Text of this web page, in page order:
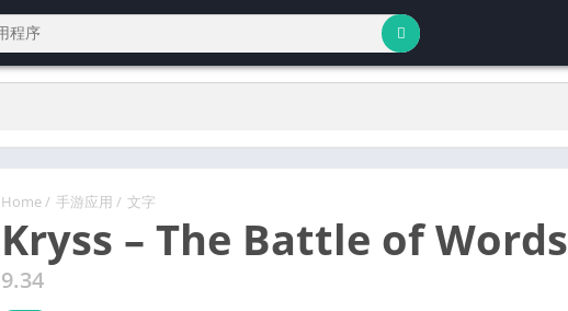
Home/ 手游应用 / 文字
Kryss – The Battle of Words
9.34